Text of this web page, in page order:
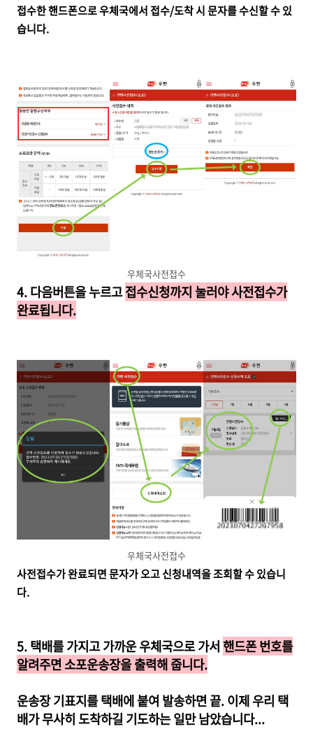
접수한 핸드폰으로 우체국에서 접수/도착 시 문자를 수신할 수 있
습니다.
우체국사전접수
4. 다음버튼을 누르고접수신청까지 눌러야 사전접수가
완료됩니다.
우체국사전접수
사전접수가 완료되면 문자가 오고 신청내역을 조회할 수 있습니
다.
5. 택배를 가지고 가까운 우체국으로 가서핸드폰 번호를
알려주면 소포운송장을 출력해 줍니다.
운송장 기표지를 택배에 붙여 발송하면 끝. 이제 우리 택
배가 무사히 도착하길 기도하는 일만 남았습니다...